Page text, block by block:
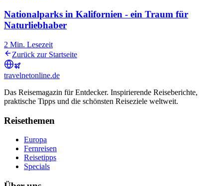
Nationalparks in Kalifornien - ein Traum für
Naturliebhaber
2 Min. Lesezeit
Zurück zur Startseite
travelnetonline.de
Das Reisemagazin für Entdecker. Inspirierende Reiseberichte,
praktische Tipps und die schönsten Reiseziele weltweit.
Reisethemen
Europa
Fernreisen
Reisetipps
Specials